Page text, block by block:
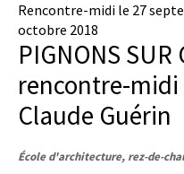
Rencontre-midi le 27
octobre 2018
PIGNONS SUR
rencontre-
Claude Guérin
École d'architecture, rez-de-